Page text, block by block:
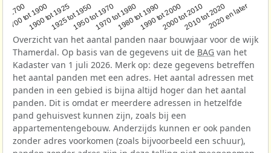
1700
1700 tot 1900
1900 tot 19251925 tot 19501950 tot 19701970 tot 19801980 tot 19901990 tot 20002000 tot 20102010 tot 20202020 en later
Overzicht van het aantal panden naar bouwjaar voor de wijk
Thamerdal. Op basis van de gegevens uit de BAG van het
Kadaster van 1 juli 2026. Merk op: deze gegevens betreffen
het aantal panden met een adres. Het aantal adressen met
panden in een gebied is bijna altijd hoger dan het aantal
panden. Dit is omdat er meerdere adressen in hetzelfde
pand gehuisvest kunnen zijn, zoals bij een
appartementengebouw. Anderzijds kunnen er ook panden
zonder adres voorkomen (zoals bijvoorbeeld een schuur),